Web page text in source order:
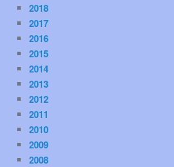
2018
2017
2016
2015
2014
2013
2012
2011
2010
2009
2008